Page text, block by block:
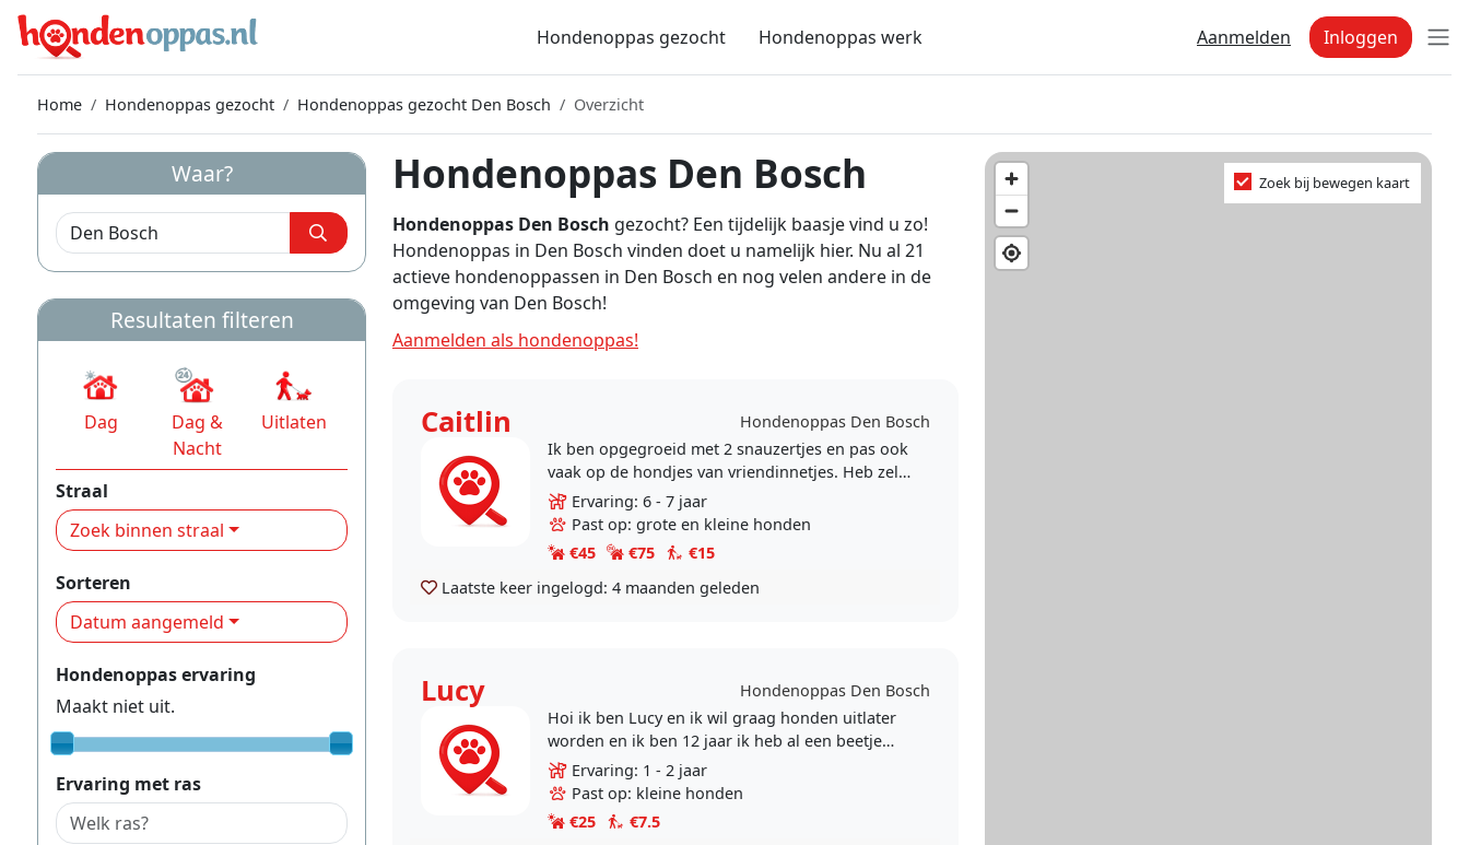
Hondenoppas gezocht Hondenoppas werk Aanmelden Inloggen
Home Hondenoppas gezocht Hondenoppas gezocht Den Bosch Overzicht
Hondenoppas Den Bosch
Hondenoppas Den Bosch gezocht? Een tijdelijk baasje vind u zo!
Hondenoppas in Den Bosch vinden doet u namelijk hier. Nu al 21
actieve hondenoppassen in Den Bosch en nog velen andere in de
omgeving van Den Bosch!
Aanmelden als hondenoppas!
Caitlin
Hondenoppas Den Bosch
Ik ben opgegroeid met 2 snauzertjes en pas ook
vaak op de hondjes van vriendinnetjes. Heb zelf
nog geen hondje dus heb alle tijd voor die jou.
Ervaring: 6 - 7 jaar
Past op: grote en kleine honden
€45
€75
€15
Laatste keer ingelogd: 4 maanden geleden
Lucy
Hondenoppas Den Bosch
Hoi ik ben Lucy en ik wil graag honden uitlater
worden en ik ben 12 jaar ik heb al een beetje
ervaring want wij hebben zelf ook een hond
Ervaring: 1 - 2 jaar
Past op: kleine honden
€25
€7.5
Zoek bij bewegen kaart
Waar?
Resultaten filteren
Dag
Dag &
Nacht
Uitlaten
Straal
Zoek binnen straal
Sorteren
Datum aangemeld
Hondenoppas ervaring
Maakt niet uit.
Ervaring met ras